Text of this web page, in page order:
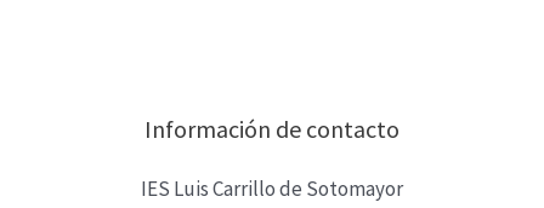
Información de contacto
IES Luis Carrillo de Sotomayor